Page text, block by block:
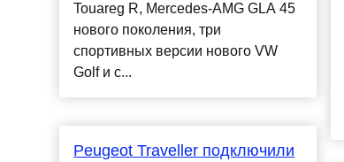
Touareg R, Mercedes-AMG GLA 45
нового поколения, три
спортивных версии нового VW
Golf и с...
Peugeot Traveller подключили